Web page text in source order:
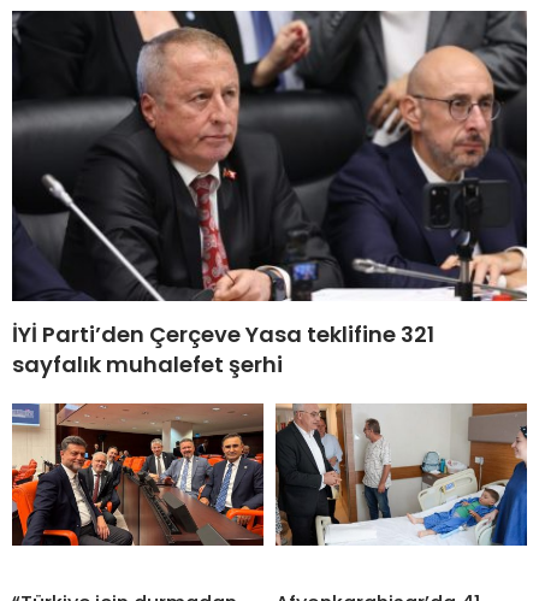
İYİ Parti’den Çerçeve Yasa teklifine 321
sayfalık muhalefet şerhi